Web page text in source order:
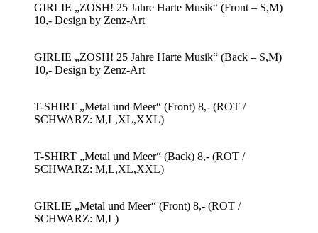
GIRLIE „ZOSH! 25 Jahre Harte Musik“ (Front – S,M)
10,- Design by Zenz-Art
GIRLIE „ZOSH! 25 Jahre Harte Musik“ (Back – S,M)
10,- Design by Zenz-Art
T-SHIRT „Metal und Meer“ (Front) 8,- (ROT /
SCHWARZ: M,L,XL,XXL)
T-SHIRT „Metal und Meer“ (Back) 8,- (ROT /
SCHWARZ: M,L,XL,XXL)
GIRLIE „Metal und Meer“ (Front) 8,- (ROT /
SCHWARZ: M,L)